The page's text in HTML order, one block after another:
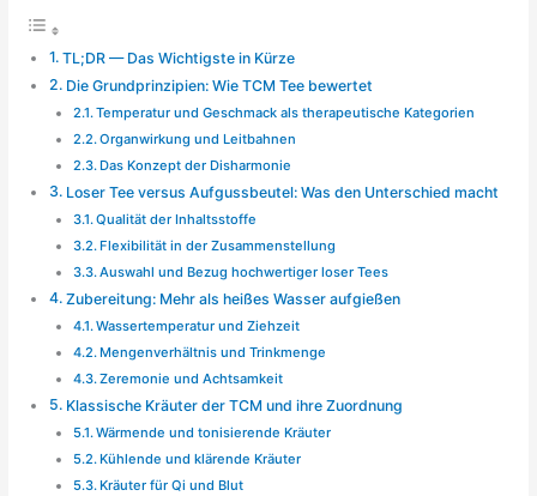
TL;DR — Das Wichtigste in Kürze
Die Grundprinzipien: Wie TCM Tee bewertet
Temperatur und Geschmack als therapeutische Kategorien
Organwirkung und Leitbahnen
Das Konzept der Disharmonie
Loser Tee versus Aufgussbeutel: Was den Unterschied macht
Qualität der Inhaltsstoffe
Flexibilität in der Zusammenstellung
Auswahl und Bezug hochwertiger loser Tees
Zubereitung: Mehr als heißes Wasser aufgießen
Wassertemperatur und Ziehzeit
Mengenverhältnis und Trinkmenge
Zeremonie und Achtsamkeit
Klassische Kräuter der TCM und ihre Zuordnung
Wärmende und tonisierende Kräuter
Kühlende und klärende Kräuter
Kräuter für Qi und Blut